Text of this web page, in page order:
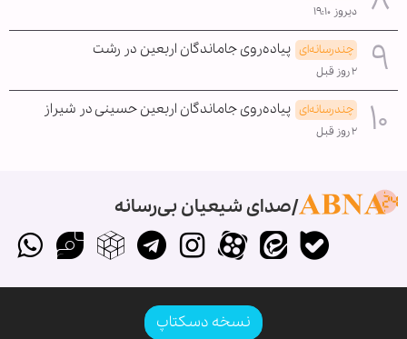
دیروز ۱۹:۱۰
چندرسانه‌ای پیاده‌روی جاماندگان اربعین در رشت
۲ روز قبل
چندرسانه‌ای پیاده‌روی جاماندگان اربعین حسینی در شیراز
۲ روز قبل
صدای شیعیان بی‌رسانه
نسخه دسکتاپ